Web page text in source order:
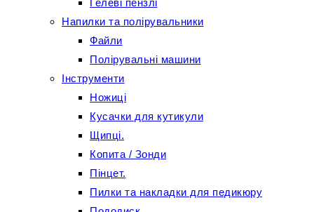
Гелеві пензлі
Напилки та полірувальники
Файли
Полірувальні машини
Інструменти
Ножиці
Кусачки для кутикули
Щипці.
Копита / Зонди
Пінцет.
Пилки та накладки для педикюру